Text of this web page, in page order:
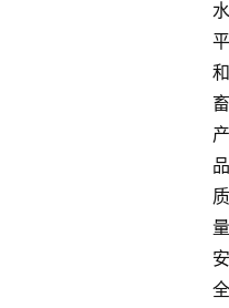
水
平
和
畜
产
品
质
量
安
全